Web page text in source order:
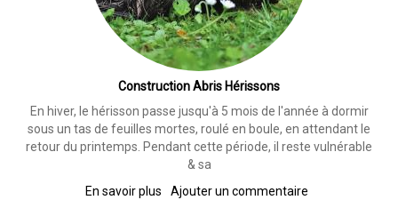
Construction Abris Hérissons
En hiver, le hérisson passe jusqu'à 5 mois de l'année à dormir
sous un tas de feuilles mortes, roulé en boule, en attendant le
retour du printemps. Pendant cette période, il reste vulnérable
& sa
En savoir plus sur
Ajouter un commentaire